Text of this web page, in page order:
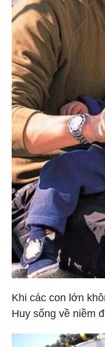
Khi các con lớn
Huy sống về niềm